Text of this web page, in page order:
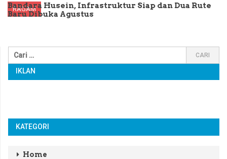
RAGAM
Bandara Husein, Infrastruktur Siap dan Dua Rute
Baru Dibuka Agustus
IKLAN
KATEGORI
Home